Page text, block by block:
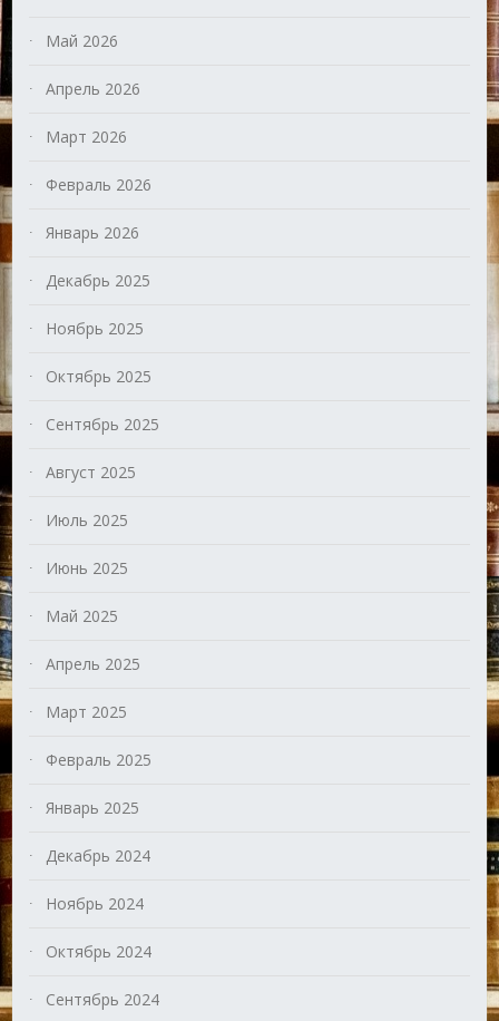
Май 2026
Апрель 2026
Март 2026
Февраль 2026
Январь 2026
Декабрь 2025
Ноябрь 2025
Октябрь 2025
Сентябрь 2025
Август 2025
Июль 2025
Июнь 2025
Май 2025
Апрель 2025
Март 2025
Февраль 2025
Январь 2025
Декабрь 2024
Ноябрь 2024
Октябрь 2024
Сентябрь 2024